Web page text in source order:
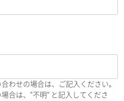
わせの場合は、ご記入ください。
合は、"不明" と記入してくださ